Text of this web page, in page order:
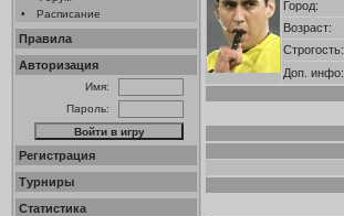
•
Расписание
Правила
Авторизация
Имя:
Пароль:
Регистрация
Турниры
Статистика
Город:
Возраст:
Строгость:
Доп. инфо: